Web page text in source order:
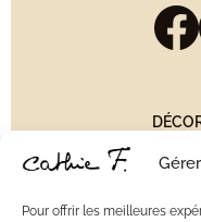
Pour offrir les meilleures